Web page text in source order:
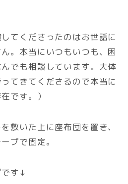
てくださったのはお世話に
。本当にいつもいつも、困
でも相談しています。大体
てきてくださるので本当に
です。）
敷いた上に座布団を置き、
プで固定。
す↓